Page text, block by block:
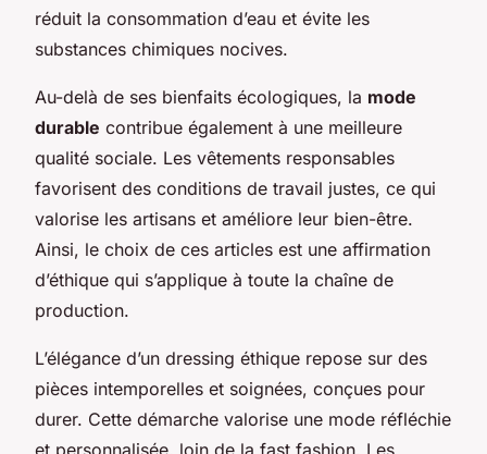
réduit la consommation d’eau et évite les
substances chimiques nocives.
Au-delà de ses bienfaits écologiques, la mode
durable contribue également à une meilleure
qualité sociale. Les vêtements responsables
favorisent des conditions de travail justes, ce qui
valorise les artisans et améliore leur bien-être.
Ainsi, le choix de ces articles est une affirmation
d’éthique qui s’applique à toute la chaîne de
production.
L’élégance d’un dressing éthique repose sur des
pièces intemporelles et soignées, conçues pour
durer. Cette démarche valorise une mode réfléchie
et personnalisée, loin de la fast fashion. Les